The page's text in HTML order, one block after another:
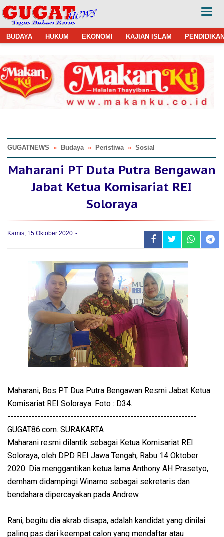
BUDAYA HUKUM EKONOMI KAJIAN ISLAM
GUGATNEWS » Budaya » Peristiwa » Sosial
Maharani PT Duta Putra Bengawan
Jabat Ketua Komisariat REI
Soloraya
Kamis, 15 Oktober 2020
Maharani, Bos PT Dua Putra Bengawan Resmi Jabat Ketua
Komisariat REI Soloraya. Foto : D34.
---------------------------------------------------------------
GUGAT86.com. SURAKARTA
Maharani resmi dilantik sebagai Ketua Komisariat REI
Soloraya, oleh DPD REI Jawa Tengah, Rabu 14 Oktober
2020. Dia menggantikan ketua lama Anthony AH Prasetyo,
demham didampingi Winarno sebagai sekretaris dan
bendahara dipercayakan pada Andrew.
Rani, begitu dia akrab disapa, adalah kandidat yang dinilai
paling pas dari keempat calon yang mendaftar atau